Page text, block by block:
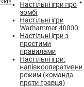
Настільні ігри про
зомбі
Настільні ігри
Warhammer 40000
Настільні ігри з
простими
правилами
Настільні ігри:
режим (команда
проти гравця)